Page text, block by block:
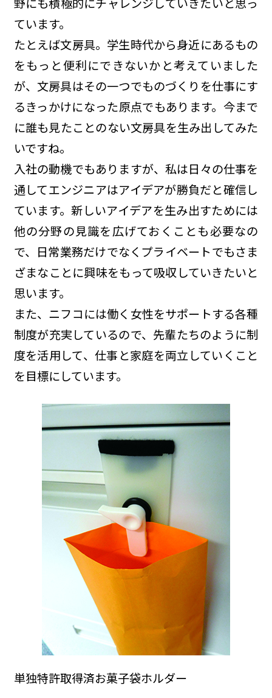
ています。
たとえば文房具。学生時代から身近にあるもの
をもっと便利にできないかと考えていました
が、文房具はその一つでものづくりを仕事にす
るきっかけになった原点でもあります。今まで
に誰も見たことのない文房具を生み出してみた
いですね。
入社の動機でもありますが、私は日々の仕事を
通してエンジニアはアイデアが勝負だと確信し
ています。新しいアイデアを生み出すためには
他の分野の見識を広げておくことも必要なの
で、日常業務だけでなくプライベートでもさま
ざまなことに興味をもって吸収していきたいと
思います。
また、ニフコには働く女性をサポートする各種
制度が充実しているので、先輩たちのように制
度を活用して、仕事と家庭を両立していくこと
を目標にしています。
単独特許取得済お菓子袋ホルダー